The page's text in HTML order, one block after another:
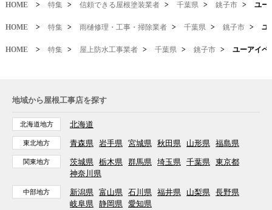
HOME > 特集 > 信頼できる屋根塗装業者 > 千葉県 > 銚子市 > ユー
HOME > 特集 > 雨樋修理・工事・掃除業者 > 千葉県 > 銚子市 > ユ
HOME > 特集 > 屋上防水工事業者 > 千葉県 > 銚子市 > ユーアイペ
地域から屋根工事店を探す
北海道地方 北海道
東北地方 青森県 岩手県 宮城県 秋田県 山形県 福島県
関東地方 茨城県 栃木県 群馬県 埼玉県 千葉県 東京都
神奈川県
中部地方 新潟県 富山県 石川県 福井県 山梨県 長野県
岐阜県 静岡県 愛知県